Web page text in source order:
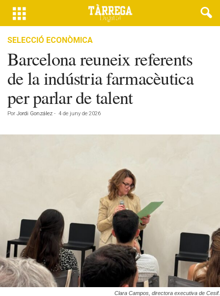
SELECCIÓ ECONÒMICA
Barcelona reuneix referents
de la indústria farmacèutica
per parlar de talent
Por Jordi González - 4 de juny de 2026
Clara Campos, directora executiva de Cesif.